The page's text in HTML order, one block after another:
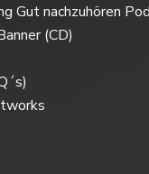
Gut nachzuhören
(CD)